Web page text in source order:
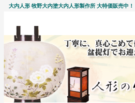
大内人形 牧野大内塗大内人形製作所 大特価販売中！